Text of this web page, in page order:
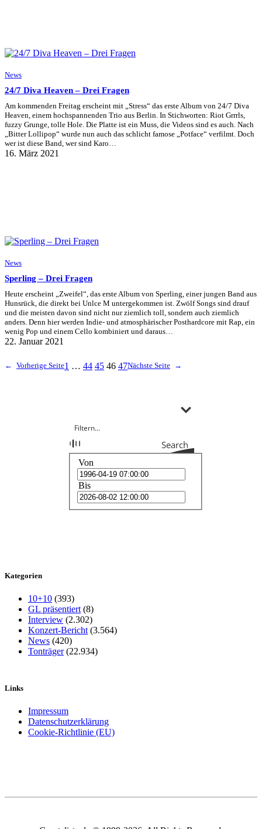
News
24/7 Diva Heaven – Drei Fragen
Am kommenden Freitag erscheint mit „Stress“ das erste Album von 24/7 Diva
Heaven, einem hochspannenden Trio aus Berlin. In Stichworten: Riot Grrrls,
fuzzy Grunge, tolle Hole. Die Platte ist ein Muss, die Videos sind es auch. Nach
„Bitter Lollipop“ wurde nun auch das schlicht famose „Potface“ verfilmt. Doch
wer ist diese Band, wer sind Karo…
16. März 2021
News
Sperling – Drei Fragen
Heute erscheint „Zweifel“, das erste Album von Sperling, einer jungen Band aus
Hunsrück, die direkt bei Unlce M untergekommen ist. Zwölf Songs sind drauf
und die meisten davon sind nicht nur ziemlich toll, sondern auch ziemlich
anders. Denn hier werden Indie- und atmosphärischer Posthardcore mit Rap, ein
wenig Pop und einem Cello kombiniert und daraus…
22. Januar 2021
← Vorherige Seite1 … 44 45 46 47Nächste Seite →
Search
Von
Bis
Kategorien
10+10 (393)
GL präsentiert (8)
Interview (2.302)
Konzert-Bericht (3.564)
News (420)
Tonträger(22.934)
Links
Impressum
Datenschutzerklärung
Cookie-Richtlinie (EU)